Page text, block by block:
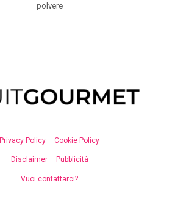
polvere
Privacy Policy – Cookie Policy
Disclaimer– Pubblicità
Vuoi contattarci?